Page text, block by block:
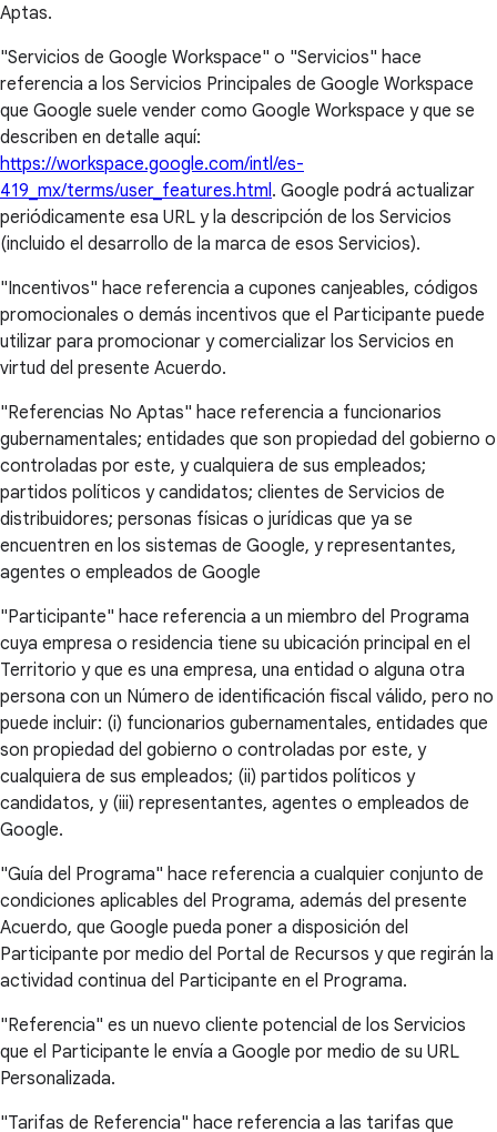
Aptas.
"Servicios de Google Workspace" o "Servicios" hace
referencia a los Servicios Principales de Google Workspace
que Google suele vender como Google Workspace y que se
describen en detalle aquí:
https://workspace.google.com/intl/es-
419_mx/terms/user_features.html . Google podrá actualizar
periódicamente esa URL y la descripción de los Servicios
(incluido el desarrollo de la marca de esos Servicios).
"Incentivos" hace referencia a cupones canjeables, códigos
promocionales o demás incentivos que el Participante puede
utilizar para promocionar y comercializar los Servicios en
virtud del presente Acuerdo.
"Referencias No Aptas" hace referencia a funcionarios
gubernamentales; entidades que son propiedad del gobierno o
controladas por este, y cualquiera de sus empleados;
partidos políticos y candidatos; clientes de Servicios de
distribuidores; personas físicas o jurídicas que ya se
encuentren en los sistemas de Google, y representantes,
agentes o empleados de Google
"Participante" hace referencia a un miembro del Programa
cuya empresa o residencia tiene su ubicación principal en el
Territorio y que es una empresa, una entidad o alguna otra
persona con un Número de identificación fiscal válido, pero no
puede incluir: (i) funcionarios gubernamentales, entidades que
son propiedad del gobierno o controladas por este, y
cualquiera de sus empleados; (ii) partidos políticos y
candidatos, y (iii) representantes, agentes o empleados de
Google.
"Guía del Programa" hace referencia a cualquier conjunto de
condiciones aplicables del Programa, además del presente
Acuerdo, que Google pueda poner a disposición del
Participante por medio del Portal de Recursos y que regirán la
actividad continua del Participante en el Programa.
"Referencia" es un nuevo cliente potencial de los Servicios
que el Participante le envía a Google por medio de su URL
Personalizada.
"Tarifas de Referencia" hace referencia a las tarifas que